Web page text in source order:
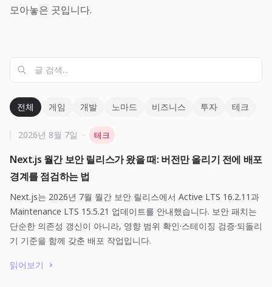
모아놓은 곳입니다.
전체 게임 개발 노마드 비즈니스 투자 테크
Next.js 월간 보안 릴리스가 왔을 때: 버전만 올리기 전에 배포
경계를 점검하는 법
2026년 8월 7일 · 테크
Next.js는 2026년 7월 월간 보안 릴리스에서 Active LTS 16.2.11과
Maintenance LTS 15.5.21 업데이트를 안내했습니다. 보안 패치는
단순한 의존성 갱신이 아니라, 영향 범위 확인·스테이징 검증·되돌리
기 기준을 함께 갖춘 배포 작업입니다.
읽어보기